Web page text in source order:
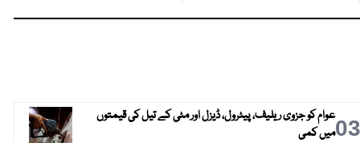
03عوام کو جزوی ریلیف، پیٹرول، ڈیزل اور مٹی کے تیل کی قیمتوں
میں کمی